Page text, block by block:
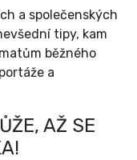
a společenských
tipy, kam
běžného
a
AŽ SE